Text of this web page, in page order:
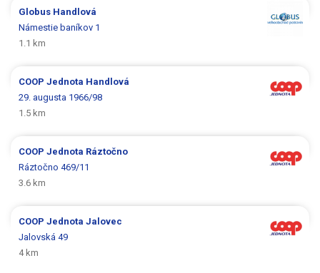
Globus Handlová
Námestie baníkov 1
1.1 km
COOP Jednota Handlová
29. augusta 1966/98
1.5 km
COOP Jednota Ráztočno
Ráztočno 469/11
3.6 km
COOP JednotaJalovec
Jalovská 49
4 km